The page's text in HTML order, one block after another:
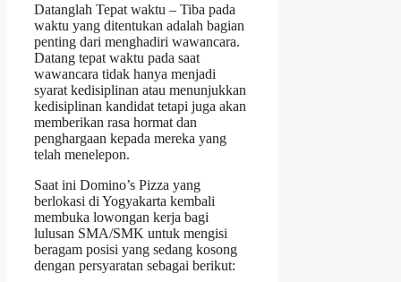
Datanglah Tepat waktu – Tiba pada
waktu yang ditentukan adalah bagian
penting dari menghadiri wawancara.
Datang tepat waktu pada saat
wawancara tidak hanya menjadi
syarat kedisiplinan atau menunjukkan
kedisiplinan kandidat tetapi juga akan
memberikan rasa hormat dan
penghargaan kepada mereka yang
telah menelepon.
Saat ini Domino’s Pizza yang
berlokasi di Yogyakarta kembali
membuka lowongan kerja bagi
lulusan SMA/SMK untuk mengisi
beragam posisi yang sedang kosong
dengan persyaratan sebagai berikut: